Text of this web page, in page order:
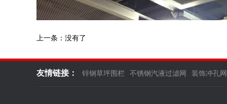
上一条：没有了
友情链接： 锌钢草坪围栏 不锈钢汽液过滤网 装饰冲孔网